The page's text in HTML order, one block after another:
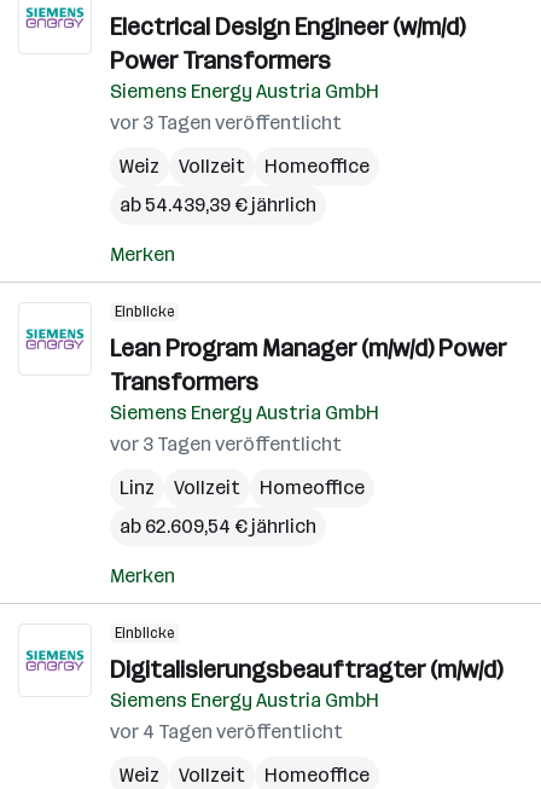
Electrical Design Engineer (w/m/d)
Power Transformers
Siemens Energy Austria GmbH
vor 3 Tagen veröffentlicht
Weiz
Vollzeit
Homeoffice
ab 54.439,39 € jährlich
Merken
Einblicke
Lean Program Manager (m/w/d) Power
Transformers
Siemens Energy Austria GmbH
vor 3 Tagen veröffentlicht
Linz
Vollzeit
Homeoffice
ab 62.609,54 € jährlich
Merken
Einblicke
Digitalisierungsbeauftragter (m/w/d)
Siemens Energy Austria GmbH
vor 4 Tagen veröffentlicht
Weiz
Vollzeit
Homeoffice